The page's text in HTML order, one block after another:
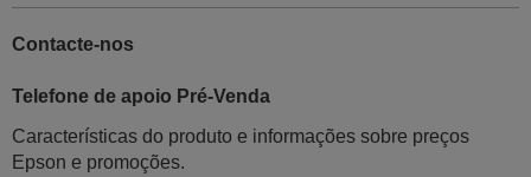
Contacte-nos
Telefone de apoio Pré-Venda
Características do produto e informações sobre preços
Epson e promoções.